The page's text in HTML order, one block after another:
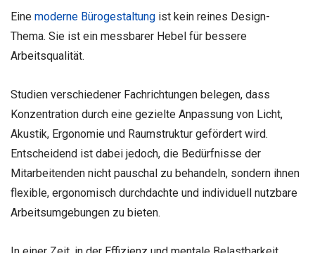
Eine moderne Bürogestaltung ist kein reines Design-
Thema. Sie ist ein messbarer Hebel für bessere
Arbeitsqualität.
Studien verschiedener Fachrichtungen belegen, dass
Konzentration durch eine gezielte Anpassung von Licht,
Akustik, Ergonomie und Raumstruktur gefördert wird.
Entscheidend ist dabei jedoch, die Bedürfnisse der
Mitarbeitenden nicht pauschal zu behandeln, sondern ihnen
flexible, ergonomisch durchdachte und individuell nutzbare
Arbeitsumgebungen zu bieten.